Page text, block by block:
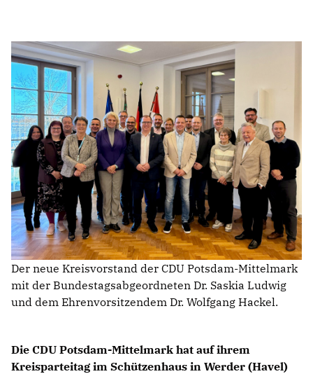
Die CDU Potsdam-Mittelmark hat auf ihrem
Kreisparteitag im Schützenhaus in Werder (Havel)
Der neue Kreisvorstand der CDU Potsdam-Mittelmark
mit der Bundestagsabgeordneten Dr. Saskia Ludwig
und dem Ehrenvorsitzendem Dr. Wolfgang Hackel.